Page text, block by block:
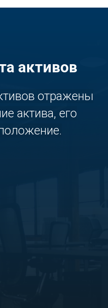
активов
отражены
актива, его